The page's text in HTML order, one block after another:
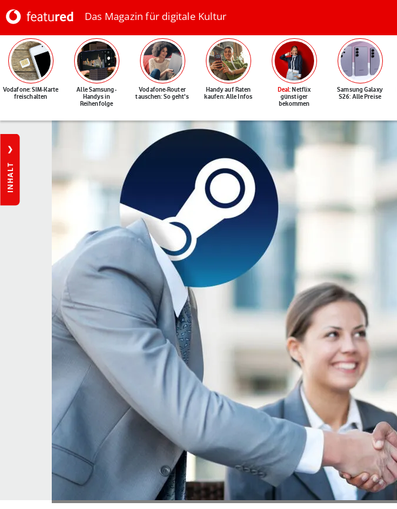
Das Magazin für digitale Kultur
Vodafone: SIM-Karte
freischalten
Alle Samsung-
Handys in
Reihenfolge
Vodafone-Router
tauschen: So geht's
Handy auf Raten
kaufen: Alle Infos
Deal: Netflix
günstiger
bekommen
Samsung Galaxy
S26: Alle Preise
INHALT